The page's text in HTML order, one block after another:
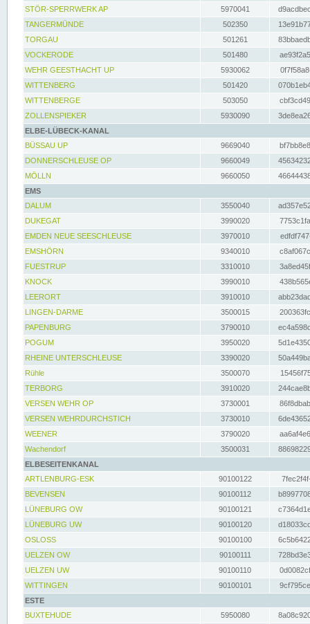
STÖR-SPERRWERK AP 5970041
TANGERMÜNDE
502350
TORGAU
501261
VOCKERODE
501480
WEHR GEESTHACHT UP
5930062
WITTENBERG
501420
WITTENBERGE
503050
ZOLLENSPIEKER
5930090
ELBE-LÜBECK-KANAL
BÜSSAU UP
9669040
DONNERSCHLEUSE OP
9660049
MÖLLN
9660050
EMS
DALUM
3550040
DUKEGAT
3990020
EMDEN NEUE SEESCHLEUSE
3970010
EMSHÖRN
9340010
FUESTRUP
3310010
KNOCK
3990010
LEERORT
3910010
LINGEN-DARME
3500015
PAPENBURG
3790010
POGUM
3950020
RHEINE UNTERSCHLEUSE
3390020
Rühle
3500070
TERBORG
3910020
VERSEN WEHR OP
3730001
VERSEN WEHRDURCHSTICH
3730010
WEENER
3790020
Wachendorf
3500031
ELBESEITENKANAL
ARTLENBURG-ESK
90100122
BEVENSEN
90100112
LÜNEBURG OW
90100121
LÜNEBURG UW
90100120
OSLOSS
90100100
UELZEN OW
90100111
UELZEN UW
90100110
WITTINGEN
90100101
ESTE
BUXTEHUDE
5950080